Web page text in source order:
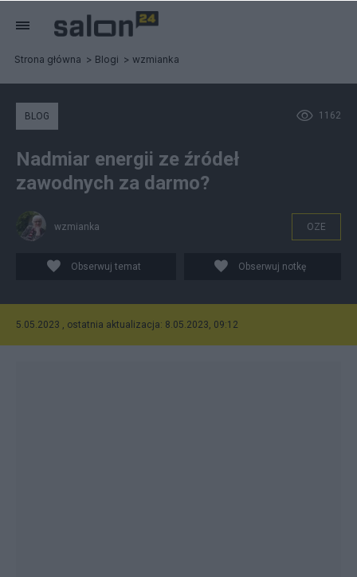
Strona główna Blogi wzmianka
1162
BLOG
Nadmiar energii ze źródeł
zawodnych za darmo?
wzmianka OZE
Obserwuj temat Obserwuj notkę
5.05.2023 , ostatnia aktualizacja: 8.05.2023, 09:12